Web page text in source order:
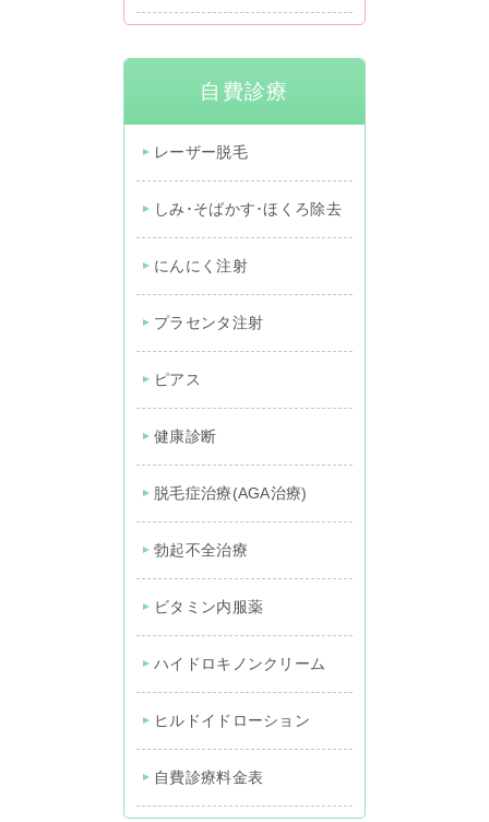
自費診療
レーザー脱毛
しみ･そばかす･ほくろ除去
にんにく注射
プラセンタ注射
ピアス
健康診断
脱毛症治療(AGA治療)
勃起不全治療
ビタミン内服薬
ハイドロキノンクリーム
ヒルドイドローション
自費診療料金表